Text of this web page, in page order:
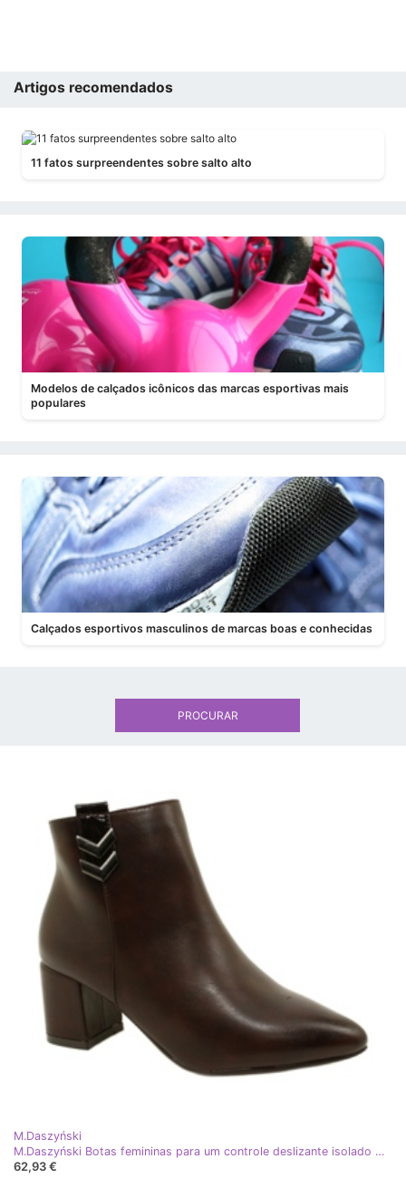
Artigos recomendados
11 fatos surpreendentes sobre salto alto
Modelos de calçados icônicos das marcas esportivas mais
populares
Calçados esportivos masculinos de marcas boas e conhecidas
M.Daszyński
M.Daszyński Botas femininas para um controle deslizante isolado marrom
62,93 €
PROCURAR